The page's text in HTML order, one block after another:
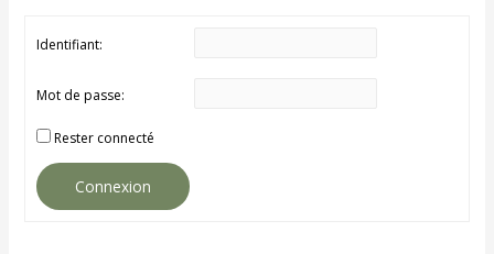
Identifiant:
Mot de passe:
Rester connecté
Connexion